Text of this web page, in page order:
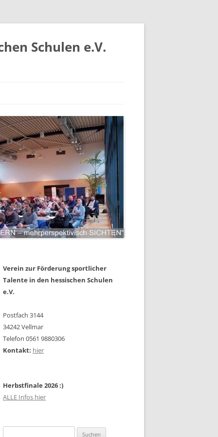
Schulen e.V.
Verein zur Förderung sportlicher
Talente in den hessischen Schulen
e.V.
Postfach 3144
34242 Vellmar
Telefon 0561 9880306
Kontakt: hier
Herbstfinale 2026 :)
ALLE Infos hier